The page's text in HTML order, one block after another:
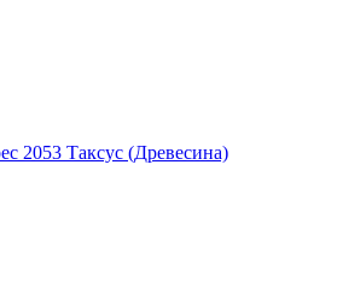
2053 Таксус (Древесина)